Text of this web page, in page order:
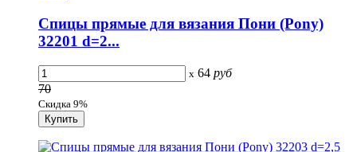
Спицы прямые для вязания Пони (Pony)
32201 d=2...
x 64 руб
70
Скидка 9%